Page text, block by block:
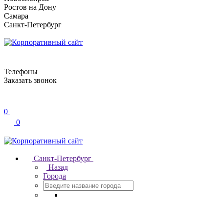
Ростов на Дону
Самара
Санкт-Петербург
Телефоны
Заказать звонок
0
0
Санкт-Петербург
Назад
Города